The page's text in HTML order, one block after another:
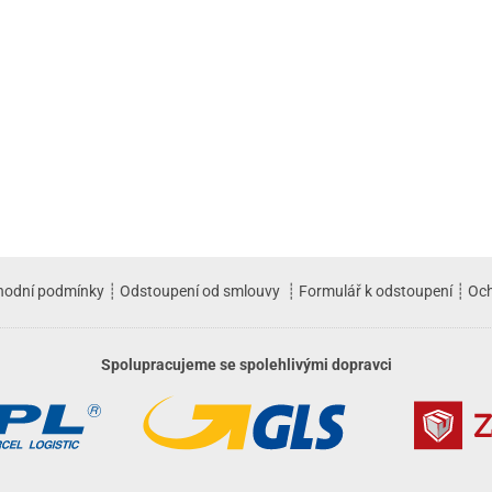
podmínky ┊ Odstoupení od smlouvy ┊ Formulář k odstoupení┊
Spolupracujeme se spolehlivými dopravci